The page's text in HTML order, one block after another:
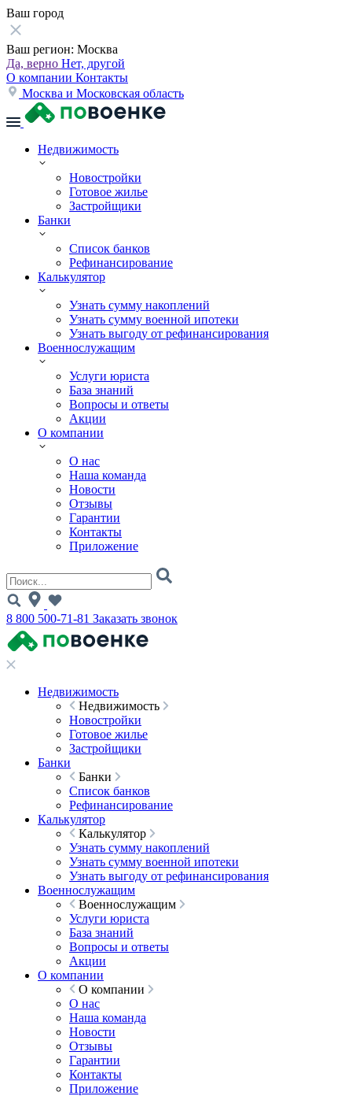
Ваш город
Ваш регион: Москва
Да, верно Нет, другой
О компании Контакты
Москва и Московская область
Недвижимость
Новостройки
Готовое жилье
Застройщики
Банки
Список банков
Рефинансирование
Калькулятор
Узнать сумму накоплений
Узнать сумму военной ипотеки
Узнать выгоду от рефинансирования
Военнослужащим
Услуги юриста
База знаний
Вопросы и ответы
Акции
О компании
О нас
Наша команда
Новости
Отзывы
Гарантии
Контакты
Приложение
8 800 500-71-81 Заказать звонок
Недвижимость
Недвижимость
Новостройки
Готовое жилье
Застройщики
Банки
Банки
Список банков
Рефинансирование
Калькулятор
Калькулятор
Узнать сумму накоплений
Узнать сумму военной ипотеки
Узнать выгоду от рефинансирования
Военнослужащим
Военнослужащим
Услуги юриста
База знаний
Вопросы и ответы
Акции
О компании
О компании
О нас
Наша команда
Новости
Отзывы
Гарантии
Контакты
Приложение